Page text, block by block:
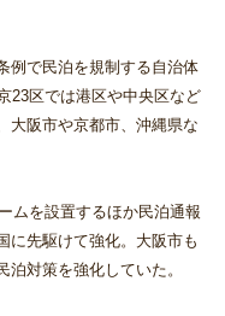
例で民泊を規制する自治体
23区では港区や中央区など
大阪市や京都市、沖縄県な
ムを設置するほか民泊通報
に先駆けて強化。大阪市も
対策を強化していた。